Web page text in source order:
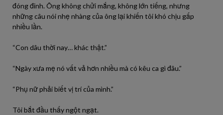
đóng đinh. Ông không chửi mắng, không lớn tiếng, nhưng
những câu nói nhẹ nhàng của ông lại khiến tôi khó chịu gấp
nhiều lần.
“Con dâu thời nay… khác thật.”
“Ngày xưa mẹ nó vất vả hơn nhiều mà có kêu ca gì đâu.”
“Phụ nữ phải biết vị trí của mình.”
Tôi bắt đầu thấy ngột ngạt.